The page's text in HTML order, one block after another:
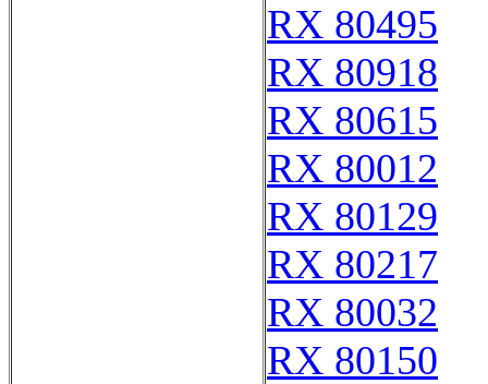
RX 80495
RX 80918
RX 80615
RX 80012
RX 80129
RX 80217
RX 80032
RX 80150